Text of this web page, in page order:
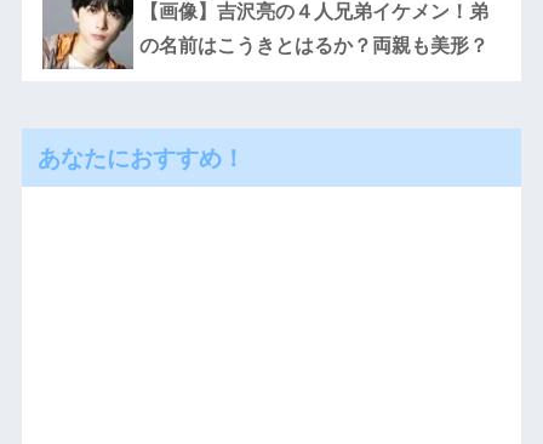
【画像】吉沢亮の４人兄弟イケメン！弟
の名前はこうきとはるか？両親も美形？
あなたにおすすめ！